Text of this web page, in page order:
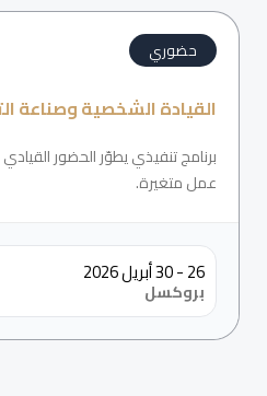
حضوري
القيادة الشخصية وصناعة
برنامج تنفيذي يطوّر الحضور
عمل متغيرة.
26 - 30 أبريل 2026
بروكسل